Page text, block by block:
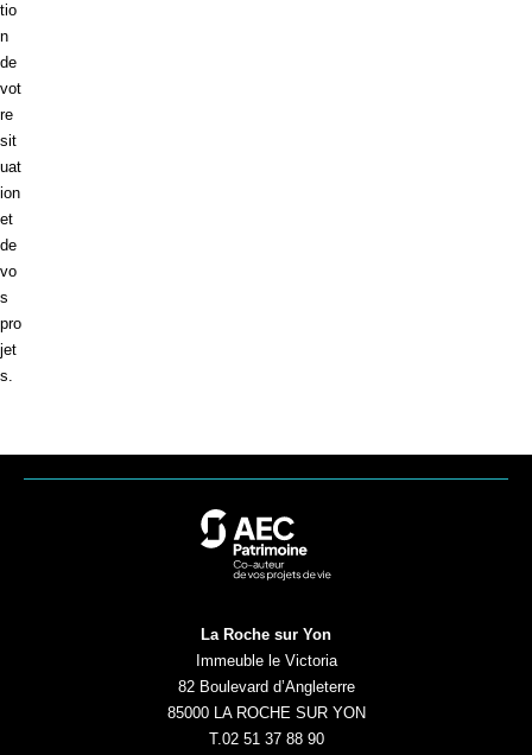
tio
n
de
vot
re
sit
uat
ion
et
de
vo
s
pro
jet
s.
La Roche sur Yon
Immeuble le Victoria
82 Boulevard d’Angleterre
85000 LA ROCHE SUR YON
T. 02 51 37 88 90